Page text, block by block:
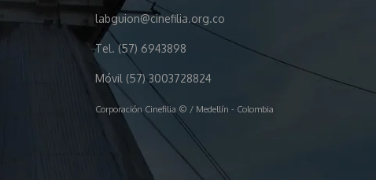
labguion@cinefilia.org.co
Tel. (57) 6943898
Móvil (57) 3003728824
Corporación Cinefilia © / Medellín - Colombia